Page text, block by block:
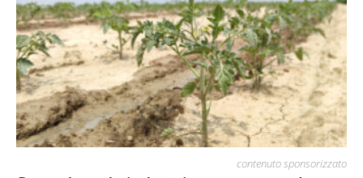
contenuto sponsorizzato